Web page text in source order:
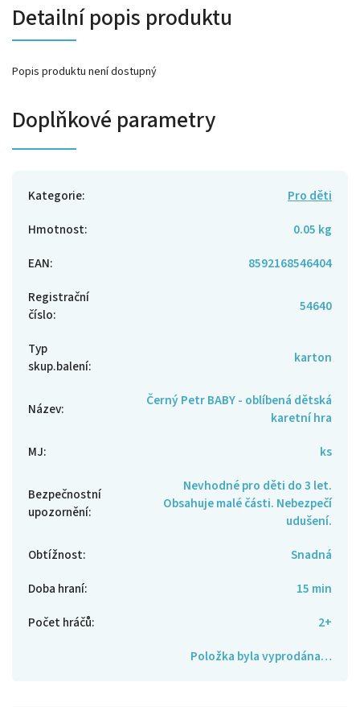
Detailní popis produktu
Popis produktu není dostupný
Doplňkové parametry
Kategorie:
Pro děti
Hmotnost:
0.05 kg
EAN:
8592168546404
Registrační
číslo: 54640
Typ
skup.balení: karton
Název:
Černý Petr BABY - oblíbená dětská
karetní hra
MJ: ks
Bezpečnostní
upozornění:
Nevhodné pro děti do 3 let.
Obsahuje malé části. Nebezpečí
udušení.
Obtížnost:
Snadná
Doba hraní:
15 min
Počet hráčů:
2+
Položka byla vyprodána…